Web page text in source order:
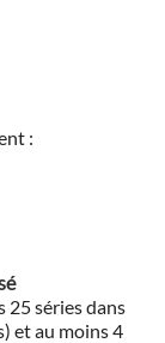
:
25 séries dans
et au moins 4